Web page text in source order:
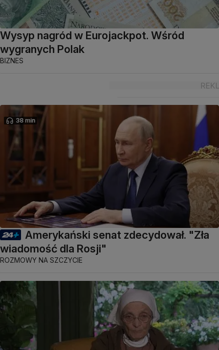
Wysyp nagród w Eurojackpot. Wśród
wygranych Polak
BIZNES
38 min
Amerykański senat zdecydował. "Zła
wiadomość dla Rosji"
ROZMOWY NA SZCZYCIE